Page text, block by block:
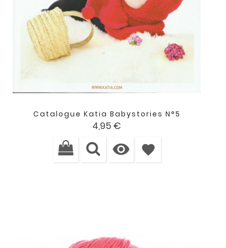
Catalogue Katia Babystories N°5
Prix
4,95 €
 favorite